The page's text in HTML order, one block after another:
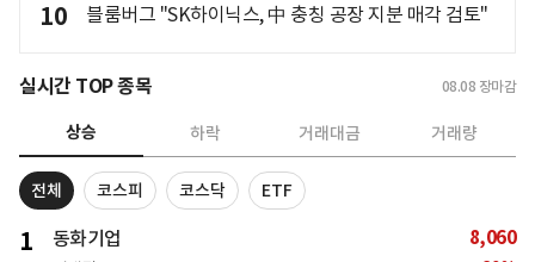
10 블룸버그 "SK하이닉스, 中 충칭 공장 지분 매각 검토"
실시간 TOP 종목 08.08 장마감
상승 하락 거래대금 거래량
전체 코스피 코스닥 ETF
1 동화기업 8,060